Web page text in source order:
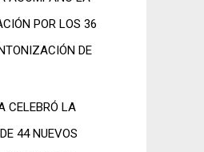
POR LOS 36
DE
CELEBRÓ LA
44 NUEVOS